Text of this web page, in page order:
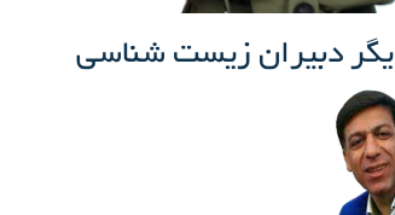
دبیران زیست شناسی